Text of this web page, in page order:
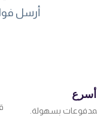
أرسل
بسهولة.